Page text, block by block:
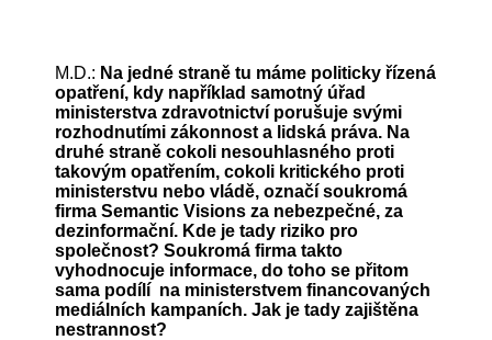
M.D.: Na jedné straně tu máme politicky řízená
opatření, kdy například samotný úřad
ministerstva zdravotnictví porušuje svými
rozhodnutími zákonnost a lidská práva. Na
druhé straně cokoli nesouhlasného proti
takovým opatřením, cokoli kritického proti
ministerstvu nebo vládě, označí soukromá
firma Semantic Visions za nebezpečné, za
dezinformační. Kde je tady riziko pro
společnost? Soukromá firma takto
vyhodnocuje informace, do toho se přitom
sama podílí na ministerstvem financovaných
mediálních kampaních. Jak je tady zajištěna
nestrannost?